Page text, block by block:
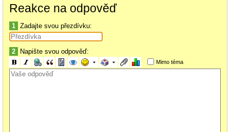
Reakce na odpověď
1 Zadajte svou přezdívku:
2 Napište svou odpověď:
Mimo téma